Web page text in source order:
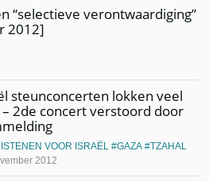
“selectieve verontwaardiging”
2012]
steunconcerten lokken veel
2de concert verstoord door
2012
VOOR ISRAËL GAZA TZAHAL